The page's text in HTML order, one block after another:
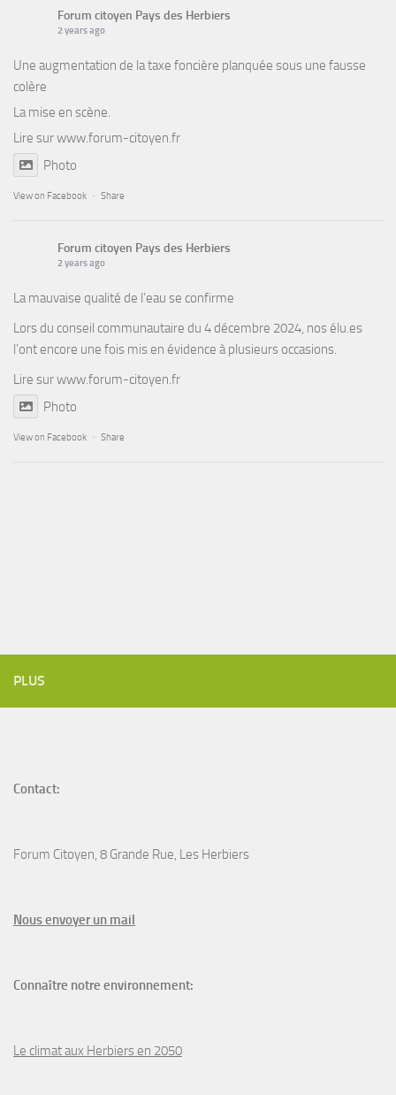
Forum citoyen Pays des Herbiers
2 years ago
Une augmentation de la taxe foncière planquée sous une fausse
colère
La mise en scène.
Lire surwww.forum-citoyen.fr
Photo
View on Facebook · Share
Forum citoyen Pays des Herbiers
2 years ago
La mauvaise qualité de l’eau se confirme
Lors du conseil communautaire du 4 décembre 2024, nos élu.es
l’ont encore une fois mis en évidence à plusieurs occasions.
Lire surwww.forum-citoyen.fr
Photo
View on Facebook · Share
PLUS
Contact:
Forum Citoyen, 8 Grande Rue, Les Herbiers
Nous envoyer un mail
Connaître notre environnement:
Le climat aux Herbiers en 2050